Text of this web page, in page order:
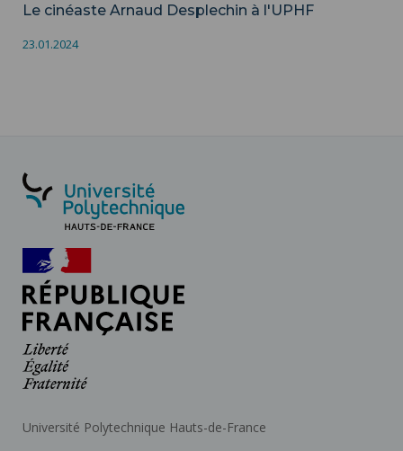
Le cinéaste Arnaud Desplechin à l'UPHF
23.01.2024
Université Polytechnique Hauts-de-France